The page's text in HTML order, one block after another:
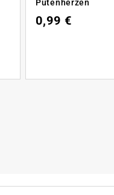
Putenherzen
0,99 €